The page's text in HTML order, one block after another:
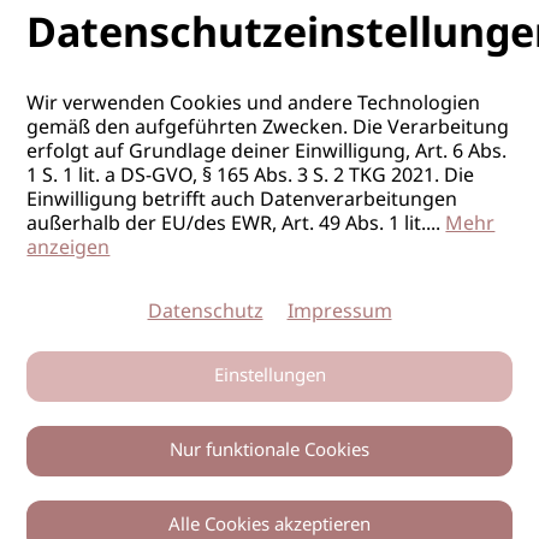
Wir verwenden Cookies und andere Technologien
gemäß den aufgeführten Zwecken. Die Verarbeitung
erfolgt auf Grundlage deiner Einwilligung, Art. 6 Abs.
1 S. 1 lit. a DS-GVO, § 165 Abs. 3 S. 2 TKG 2021. Die
Einwilligung betrifft auch Datenverarbeitungen
außerhalb der EU/des EWR, Art. 49 Abs. 1 lit....Mehr
anzeigen
Datenschutz Impressum
Einstellungen
Nur funktionale Cookies
Alle Cookies akzeptieren